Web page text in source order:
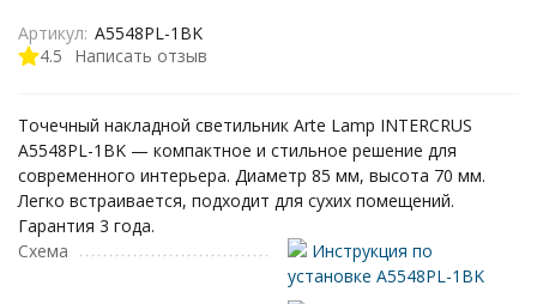
4.5 Написать отзыв
Артикул: A5548PL-1BK
Точечный накладной светильник Arte Lamp INTERCRUS
A5548PL-1BK — компактное и стильное решение для
современного интерьера. Диаметр 85 мм, высота 70 мм.
Легко встраивается, подходит для сухих помещений.
Гарантия 3 года.
Схема
Инструкция по
установке A5548PL-1BK